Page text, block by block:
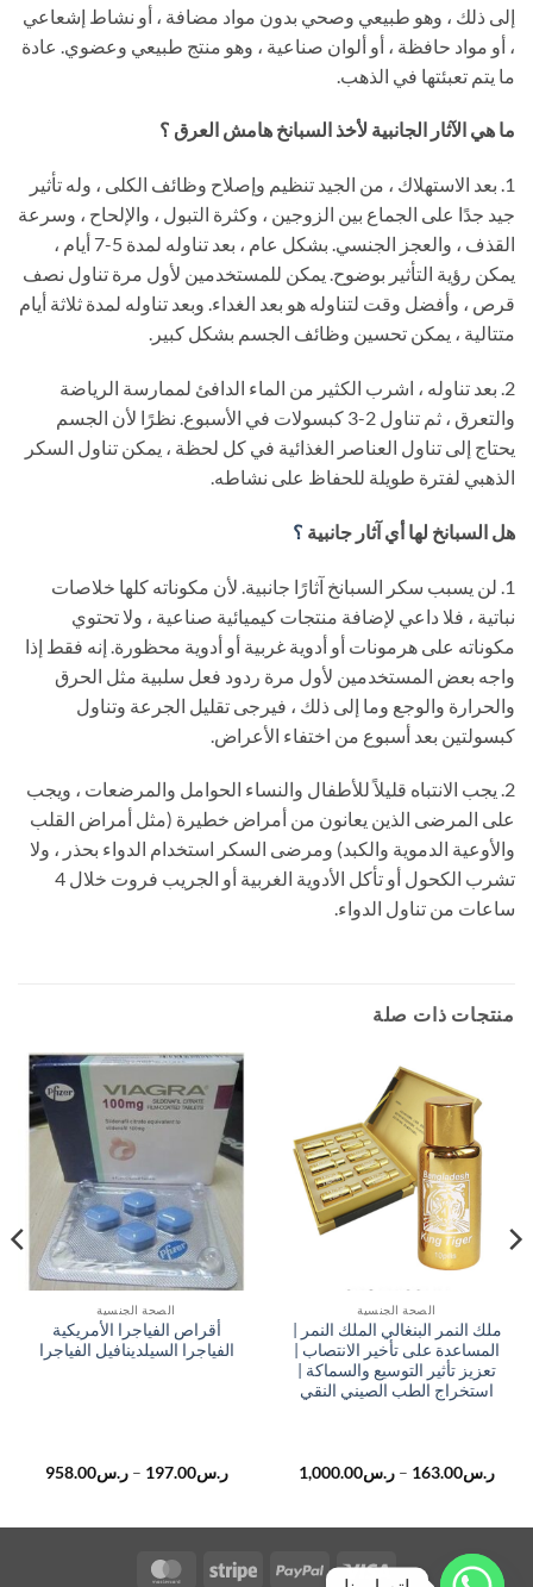
إلى ذلك ، وهو طبيعي وصحي بدون مواد مضافة ، أو نشاط إشعاعي
، أو مواد حافظة ، أو ألوان صناعية ، وهو منتج طبيعي وعضوي. عادة
ما يتم تعبئتها في الذهب.
ما هي الآثار الجانبية لأخذ السبانخ هامش العرق ؟
1. بعد الاستهلاك ، من الجيد تنظيم وإصلاح وظائف الكلى ، وله تأثير
جيد جدًا على الجماع بين الزوجين ، وكثرة التبول ، والإلحاح ، وسرعة
القذف ، والعجز الجنسي. بشكل عام ، بعد تناوله لمدة 5-7 أيام ،
يمكن رؤية التأثير بوضوح. يمكن للمستخدمين لأول مرة تناول نصف
قرص ، وأفضل وقت لتناوله هو بعد الغداء. وبعد تناوله لمدة ثلاثة أيام
متتالية ، يمكن تحسين وظائف الجسم بشكل كبير.
2. بعد تناوله ، اشرب الكثير من الماء الدافئ لممارسة الرياضة
والتعرق ، ثم تناول 2-3 كبسولات في الأسبوع. نظرًا لأن الجسم
يحتاج إلى تناول العناصر الغذائية في كل لحظة ، يمكن تناول السكر
الذهبي لفترة طويلة للحفاظ على نشاطه.
هل السبانخ لها أي آثار جانبية ؟
1. لن يسبب سكر السبانخ آثارًا جانبية. لأن مكوناته كلها خلاصات
نباتية ، فلا داعي لإضافة منتجات كيميائية صناعية ، ولا تحتوي
مكوناته على هرمونات أو أدوية غربية أو أدوية محظورة. إنه فقط إذا
واجه بعض المستخدمين لأول مرة ردود فعل سلبية مثل الحرق
والحرارة والوجع وما إلى ذلك ، فيرجى تقليل الجرعة وتناول
كبسولتين بعد أسبوع من اختفاء الأعراض.
2. يجب الانتباه قليلاً للأطفال والنساء الحوامل والمرضعات ، ويجب
على المرضى الذين يعانون من أمراض خطيرة (مثل أمراض القلب
والأوعية الدموية والكبد) ومرضى السكر استخدام الدواء بحذر ، ولا
تشرب الكحول أو تأكل الأدوية الغربية أو الجريب فروت خلال 4
ساعات من تناول الدواء.
منتجات ذات صلة
الصحة الجنسية
ملك النمر البنغالي الملك النمر |
المساعدة على تأخير الانتصاب |
تعزيز تأثير التوسيع والسماكة |
استخراج الطب الصيني النقي
ر.س163.00
– ر.س1,000.00
خلال
الصحة الجنسية
أقراص الفياجرا الأمريكية
الفياجرا السيلدينافيل الفياجرا
ر.س197.00
–ر.س958.00
خلال
Visa
PayPal
Stripe